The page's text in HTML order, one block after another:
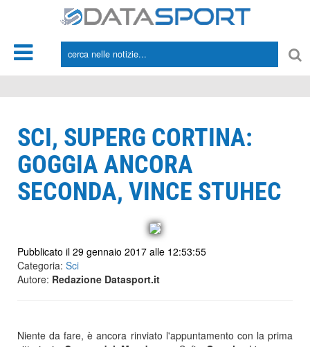
SCI, SUPERG CORTINA:
GOGGIA ANCORA
SECONDA, VINCE STUHEC
Pubblicato il 29 gennaio 2017 alle 12:53:55
Categoria: Sci
Autore: Redazione Datasport.it
Niente da fare, è ancora rinviato l'appuntamento con la prima